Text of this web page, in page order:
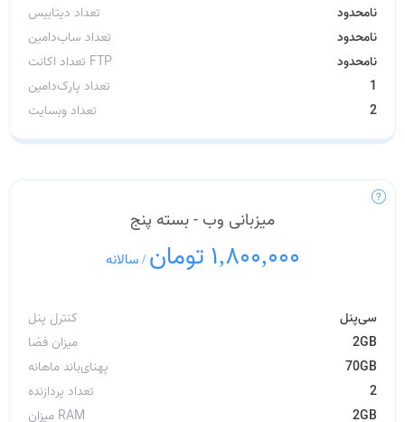
تعداد دیتابیس
نامحدود
تعداد ساب‌دامین
نامحدود
تعداد اکانت FTP
نامحدود
تعداد پارک‌دامین
1
تعداد وبسایت
2
میزبانی وب - بسته پنج
1,800,000 تومان /سالانه
کنترل پنل
سی‌پنل
میزان فضا
2GB
پهنای‌باند ماهانه
70GB
تعداد پردازنده
2
میزان RAM
2GB